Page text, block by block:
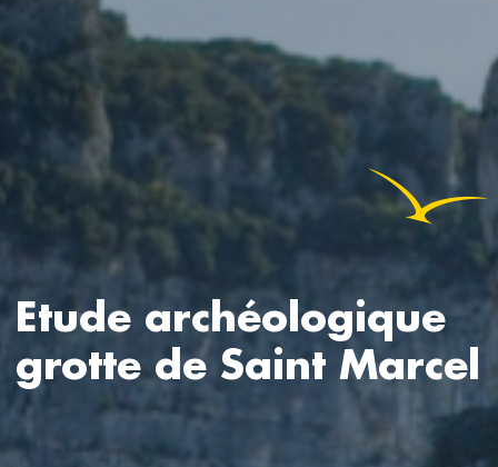
Etude archéologique
grotte de Saint Marcel